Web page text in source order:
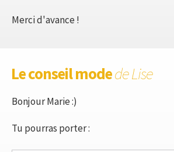
Merci d'avance !
Le conseil modede Lise
Bonjour Marie :)
Tu pourras porter :